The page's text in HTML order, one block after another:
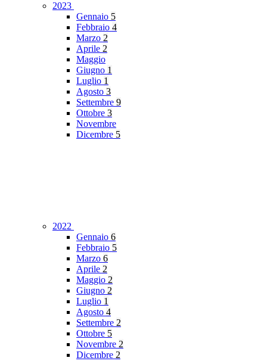
2023
Gennaio 5
Febbraio 4
Marzo 2
Aprile 2
Maggio
Giugno 1
Luglio 1
Agosto 3
Settembre 9
Ottobre 3
Novembre
Dicembre 5
2022
Gennaio 6
Febbraio 5
Marzo 6
Aprile 2
Maggio 2
Giugno 2
Luglio 1
Agosto 4
Settembre 2
Ottobre 5
Novembre 2
Dicembre 2